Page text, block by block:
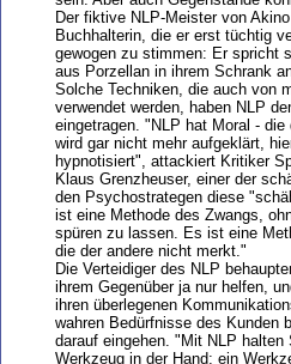
Der fiktive NLP-Meister von
Buchhalterin, die er erst tüchtig
gewogen zu stimmen: Er spricht
aus Porzellan in ihrem Schrank
Solche Techniken, die auch von
verwendet werden, haben NLP
eingetragen. "NLP hat Moral -
wird gar nicht mehr aufgeklärt,
hypnotisiert", attackiert Kritiker
Klaus Grenzheuser, einer der
den Psychostrategen diese
ist eine Methode des Zwangs,
spüren zu lassen. Es ist eine
die der andere nicht merkt."
Die Verteidiger des NLP
ihrem Gegenüber ja nur helfen,
ihren überlegenen
wahren Bedürfnisse des Kunden
darauf eingehen. "Mit NLP halten
Werkzeug in der Hand; ein